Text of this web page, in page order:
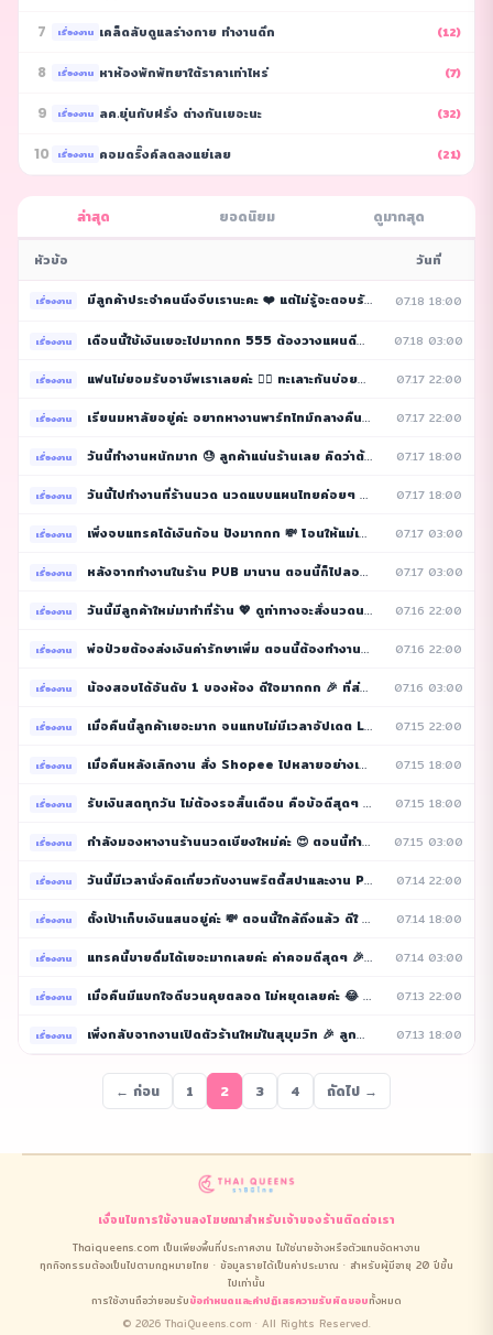
7 เรื่องงาน เคล็ดลับดูแลร่างกาย ทำงานดึก (12)
8 เรื่องงาน หาห้องพักพัทยาใต้ราคาเท่าไหร่ (7)
9 เรื่องงาน ลค.ยุ่นกับฝรั่ง ต่างกันเยอะนะ (32)
10 เรื่องงาน คอมดริ๊งค์ลดลงแย่เลย (21)
ล่าสุด ยอดนิยม ดูมากสุด
หัวข้อ วันที่
เรื่องงาน มีลูกค้าประจำคนนึงจีบเรานะคะ ❤️ แต่ไม่รู้จะตอบรับย 407.18 18:00
เรื่องงาน เดือนนี้ใช้เงินเยอะไปมากกก 555 ต้องวางแผนดีๆ เดือน 2
07.18 03:00
เรื่องงาน แฟนไม่ยอมรับอาชีพเราเลยค่ะ 🤦‍♀️ ทะเลาะกันบ่อยมากก 2
07.17 22:00
เรื่องงาน เรียนมหาลัยอยู่ค่ะ อยากหางานพาร์ทไทม์กลางคืนหลังเล 3
07.17 22:00
เรื่องงาน วันนี้ทำงานหนักมาก 😓 ลูกค้าแน่นร้านเลย คิดว่าต้องไ 4
07.17 18:00
เรื่องงาน วันนี้ไปทำงานที่ร้านนวด นวดแบบแผนไทยค่อยๆ อ่อนโยนม 3
07.17 18:00
เรื่องงาน เพิ่งจบแทรคได้เงินก้อน ปังมากกก 💸 โอนให้แม่เรียบร้ 3
07.17 03:00
เรื่องงาน หลังจากทำงานในร้าน PUB มานาน ตอนนี้ก็ไปลองที่ KTV 4
07.17 03:00
เรื่องงาน วันนี้มีลูกค้าใหม่มาทำที่ร้าน 💖 ดูท่าทางจะสั่งนวดน 07.16 22:00
เรื่องงาน พ่อป่วยต้องส่งเงินค่ารักษาเพิ่ม ตอนนี้ต้องทำงานหนั 07.16 22:00
เรื่องงาน น้องสอบได้อันดับ 1 ของห้อง ดีใจมากกก 🎉 ที่ส่งเงินใ 3
07.16 03:00
เรื่องงาน เมื่อคืนนี้ลูกค้าเยอะมาก จนแทบไม่มีเวลาอัปเดต LINE 3
07.15 22:00
เรื่องงาน เมื่อคืนหลังเลิกงาน สั่ง Shopee ไปหลายอย่างเลย พอเ 2
07.15 18:00
เรื่องงาน รับเงินสดทุกวัน ไม่ต้องรอสิ้นเดือน คือข้อดีสุดๆ ขอ 507.15 18:00
เรื่องงาน กำลังมองหางานร้านนวดเชียงใหม่ค่ะ 😍 ตอนนี้ทำอยู่กรุ 1
07.15 03:00
เรื่องงาน วันนี้มีเวลานั่งคิดเกี่ยวกับงานพริตตี้สปาและงาน PR 07.14 22:00
เรื่องงาน ตั้งเป้าเก็บเงินแสนอยู่ค่ะ 💸 ตอนนี้ใกล้ถึงแล้ว ดีใ 07.14 18:00
เรื่องงาน แทรคนี้ขายดื่มได้เยอะมากเลยค่ะ ค่าคอมดีสุดๆ 🎉 ดีใจ 1
07.14 03:00
เรื่องงาน เมื่อคืนมีแขกใจดีชวนคุยตลอด ไม่หยุดเลยค่ะ 😂 ได้ทิป 2
07.13 22:00
เรื่องงาน เพิ่งกลับจากงานเปิดตัวร้านใหม่ในสุขุมวิท 🎉 ลูกค้าเ 07.13 18:00
← ก่อน 1 2 3 4 ถัดไป →
เงื่อนไขการใช้งานลงโฆษณาสำหรับเจ้าของร้านติดต่อเรา
Thaiqueens.com เป็นเพียงพื้นที่ประกาศงาน ไม่ใช่นายจ้างหรือตัวแทนจัดหางาน
ทุกกิจกรรมต้องเป็นไปตามกฎหมายไทย · ข้อมูลรายได้เป็นค่าประมาณ · สำหรับผู้มีอายุ 20 ปีขึ้น
ไปเท่านั้น
การใช้งานถือว่ายอมรับข้อกำหนดและคำปฏิเสธความรับผิดชอบทั้งหมด
© 2026 ThaiQueens.com · All Rights Reserved.